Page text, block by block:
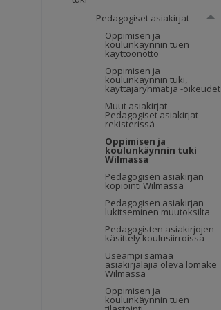
Pedagogiset asiakirjat
Oppimisen ja
koulunkäynnin tuen
käyttöönotto
Oppimisen ja
koulunkäynnin tuki,
käyttäjäryhmät ja -oikeudet
Muut asiakirjat
Pedagogiset asiakirjat -
rekisterissä
Oppimisen ja
koulunkäynnin tuki
Wilmassa
Pedagogisen asiakirjan
kopiointi Wilmassa
Pedagogisen asiakirjan
lukitseminen muutoksilta
Pedagogisten asiakirjojen
käsittely koulusiirroissa
Useampi samaa
asiakirjalajia oleva lomake
Wilmassa
Oppimisen ja
koulunkäynnin tuen